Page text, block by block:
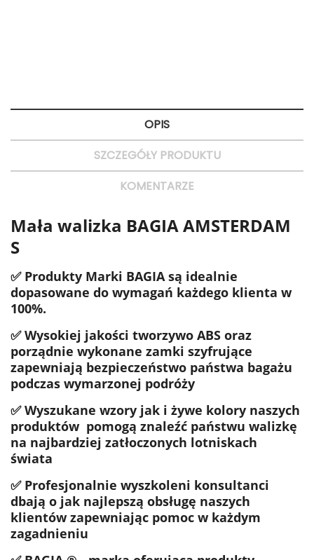
OPIS
SZCZEGÓŁY PRODUKTU
KOMENTARZE
Mała walizka BAGIA AMSTERDAM
S
✅ Produkty Marki BAGIA są idealnie
dopasowane do wymagań każdego klienta w
100%.
✅ Wysokiej jakości tworzywo ABS oraz
porządnie wykonane zamki szyfrujące
zapewniają bezpieczeństwo państwa bagażu
podczas wymarzonej podróży
✅ Wyszukane wzory jak i żywe kolory naszych
produktów pomogą znaleźć państwu walizkę
na najbardziej zatłoczonych lotniskach
świata
✅ Profesjonalnie wyszkoleni konsultanci
dbają o jak najlepszą obsługę naszych
klientów zapewniając pomoc w każdym
zagadnieniu